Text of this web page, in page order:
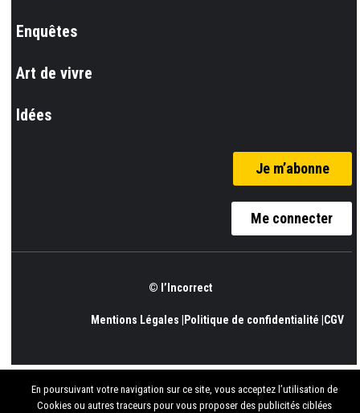
Enquêtes
Art de vivre
Idées
Je m’abonne
Me connecter
© l’Incorrect
Mentions Légales |Politique de confidentialité |CGV
En poursuivant votre navigation sur ce site, vous acceptez l’utilisation de
Cookies ou autres traceurs pour vous proposer des publicités ciblées